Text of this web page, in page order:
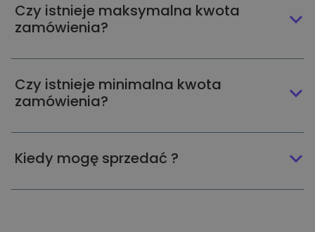
Czy istnieje maksymalna kwota
zamówienia?
Czy istnieje minimalna kwota
zamówienia?
Kiedy mogę sprzedać ?